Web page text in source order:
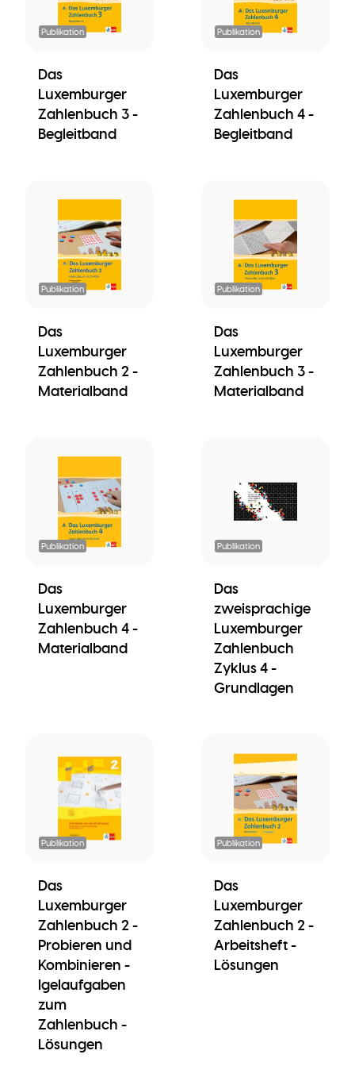
Publikation
Das
Luxemburger
Zahlenbuch 3 -
Begleitband
Publikation
Das
Luxemburger
Zahlenbuch 4 -
Begleitband
Publikation
Das
Luxemburger
Zahlenbuch 2 -
Materialband
Publikation
Das
Luxemburger
Zahlenbuch 3 -
Materialband
Publikation
Das
Luxemburger
Zahlenbuch 4 -
Materialband
Publikation
Das
zweisprachige
Luxemburger
Zahlenbuch
Zyklus 4 -
Grundlagen
Publikation
Das
Luxemburger
Zahlenbuch 2 -
Probieren und
Kombinieren -
Igelaufgaben
zum
Zahlenbuch -
Lösungen
Publikation
Das
Luxemburger
Zahlenbuch 2 -
Arbeitsheft -
Lösungen